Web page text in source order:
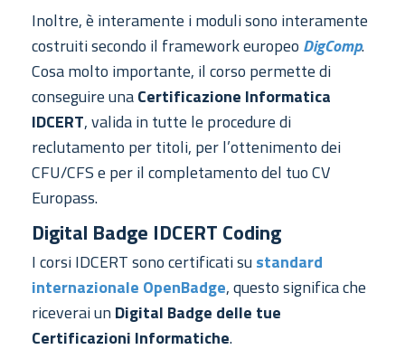
Inoltre, è interamente i moduli sono interamente
costruiti secondo il framework europeo DigComp.
Cosa molto importante, il corso permette di
conseguire unaCertificazione Informatica
IDCERT, valida in tutte le procedure di
reclutamento per titoli, per l’ottenimento dei
CFU/CFS e per il completamento del tuo CV
Europass.
Digital Badge IDCERT Coding
I corsi IDCERT sono certificati su standard
internazionale OpenBadge, questo significa che
riceverai un Digital Badge delle tue
Certificazioni Informatiche.